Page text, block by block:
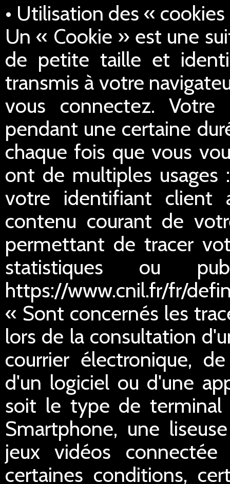
• Utilisation des «
Un « Cookie » est une
de petite taille et
transmis à votre
vous connectez. Votre
pendant une certaine
chaque fois que vous
ont de multiples usages
votre identifiant client
contenu courant de
permettant de tracer
statistiques ou
https://www.cnil.fr/fr/
« Sont concernés les
lors de la consultation
courrier électronique,
d'un logiciel ou d'une
soit le type de terminal
Smartphone, une
jeux vidéos
certaines conditions,